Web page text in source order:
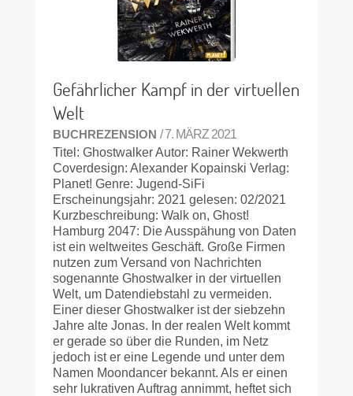
Gefährlicher Kampf in der virtuellen
Welt
BUCHREZENSION / 7. MÄRZ 2021
Titel: Ghostwalker Autor: Rainer Wekwerth
Coverdesign: Alexander Kopainski Verlag:
Planet! Genre: Jugend-SiFi
Erscheinungsjahr: 2021 gelesen: 02/2021
Kurzbeschreibung: Walk on, Ghost!
Hamburg 2047: Die Ausspähung von Daten
ist ein weltweites Geschäft. Große Firmen
nutzen zum Versand von Nachrichten
sogenannte Ghostwalker in der virtuellen
Welt, um Datendiebstahl zu vermeiden.
Einer dieser Ghostwalker ist der siebzehn
Jahre alte Jonas. In der realen Welt kommt
er gerade so über die Runden, im Netz
jedoch ist er eine Legende und unter dem
Namen Moondancer bekannt. Als er einen
sehr lukrativen Auftrag annimmt, heftet sich